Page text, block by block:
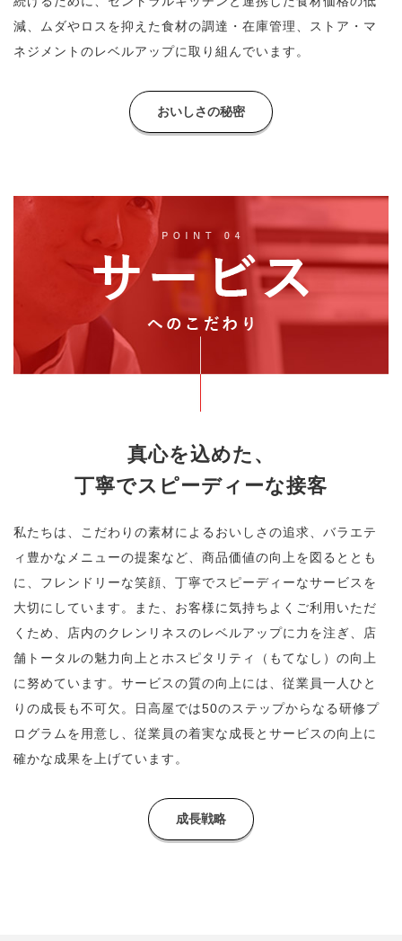
減、
ムダやロスを抑えた食材の調達・在庫管理、
ストア・マ
ネジメントのレベルアップに取り組んでいます。
おいしさの秘密
真心を込めた、
丁寧でスピーディーな接客
私たちは、こだわりの素材によるおいしさの追求、 バラエテ
ィ豊かなメニューの提案など、商品価値の向上を図るととも
に、 フレンドリーな笑顔、丁寧でスピーディーなサービスを
大切にしています。
また、お客様に気持ちよくご利用いただ
くため、
店内のクレンリネスのレベルアップに力を注ぎ、
店
舗トータルの魅力向上とホスピタリティ（もてなし）の向上
に努めています。 サービスの質の向上には、従業員一人ひと
りの成長も不可欠。
日高屋では50のステップからなる研修プ
ログラムを用意し、 従業員の着実な成長とサービスの向上に
確かな成果を上げています。
成長戦略